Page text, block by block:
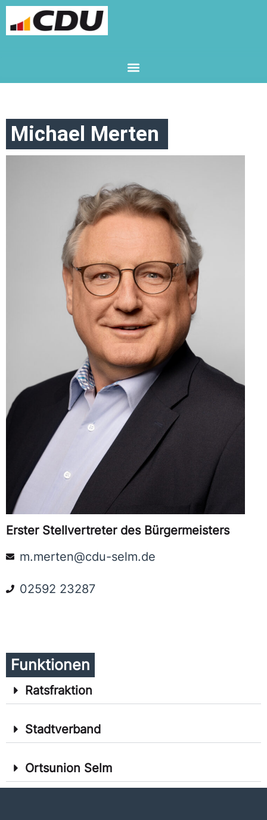
Michael Merten
Erster Stellvertreter des Bürgermeisters
m.merten@cdu-selm.de
02592 23287
Funktionen
Ratsfraktion
Stadtverband
Ortsunion Selm